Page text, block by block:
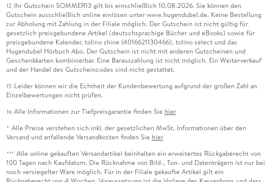
12 Ihr Gutschein SOMMER13 gilt bis einschließlich 10.08.2026. Sie können den
Gutschein ausschließlich online einlösen unter www.hugendubel.de. Keine Bestellung
zur Abholung mit Zahlung in der Filiale möglich. Der Gutschein ist nicht gültig für
gesetzlich preisgebundene Artikel (deutschsprachige Bücher und eBooks) sowie für
preisgebundene Kalender, tolino shine (4016621130466), tolino select und das
Hugendubel Hörbuch Abo. Der Gutschein ist nicht mit anderen Gutscheinen und
Geschenkkarten kombinierbar. Eine Barauszahlung ist nicht möglich. Ein Weiterverkauf
und der Handel des Gutscheincodes sind nicht gestattet.
15 Leider können wir die Echtheit der Kundenbewertung aufgrund der großen Zahl an
Einzelbewertungen nicht prüfen.
16 Alle Informationen zur Tiefpreisgarantie finden Sie hier
* Alle Preise verstehen sich inkl. der gesetzlichen MwSt. Informationen über den
Versand und anfallende Versandkosten finden Sie hier
*** Alle online gekauften Versandartikel beinhalten ein erweitertes Rückgaberecht von
100 Tagen nach Kaufdatum. Die Rücknahme von Bild-, Ton- und Datenträgern ist nur bei
noch versiegelter Ware möglich. Für in der Filiale gekaufte Artikel gilt ein